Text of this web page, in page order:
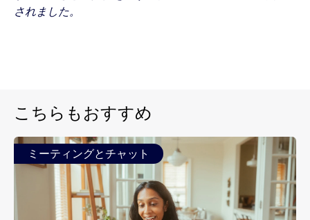
されました。
こちらもおすすめ
ミーティングとチャット